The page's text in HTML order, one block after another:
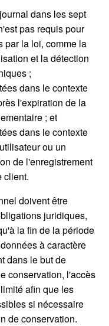
dans les sept
pas requis pour
par la loi, comme la
et la détection
;
dans le contexte
l'expiration de la
; et
dans le contexte
ou un
de l'enregistrement
client.
doivent être
juridiques,
la fin de la période
à caractère
dans le but de
conservation, l'accès
afin que les
si nécessaire
de conservation.